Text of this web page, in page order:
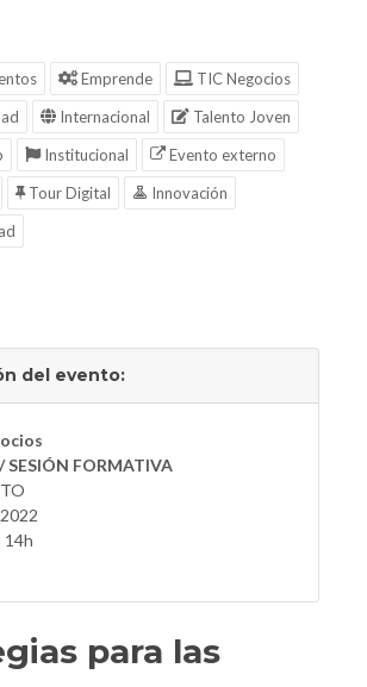
Emprende
TIC Negocios
Internacional
Talento Joven
Institucional
Evento externo
Tour Digital
Innovación
del evento:
SESIÓN FORMATIVA
14h
para las